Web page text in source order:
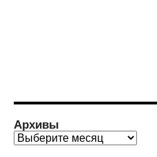
Архивы
Архивы